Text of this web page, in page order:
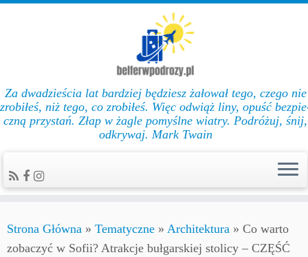
Za dwadzieścia lat bar­dziej będziesz żałował te­go, cze­go nie
zro­biłeś, niż te­go, co zro­biłeś. Więc od­wiąż li­ny, opuść
czną przys­tań. Złap w żag­le po­myślne wiat­ry. Podróżuj, śnij,
odkrywaj. Mark Twain
Strona Główna » Tematyczne » Architektura » Co warto
zobaczyć w Sofii? Atrakcje bułgarskiej stolicy – CZĘŚĆ